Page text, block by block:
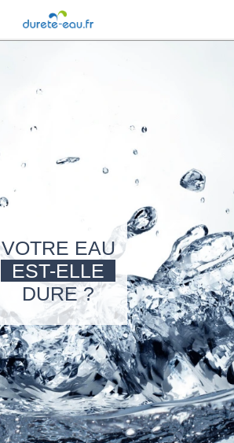
VOTRE EAU
EST-ELLE
DURE ?